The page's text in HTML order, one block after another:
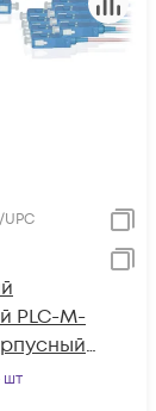
UPC
PLC-M-
UPC
шт